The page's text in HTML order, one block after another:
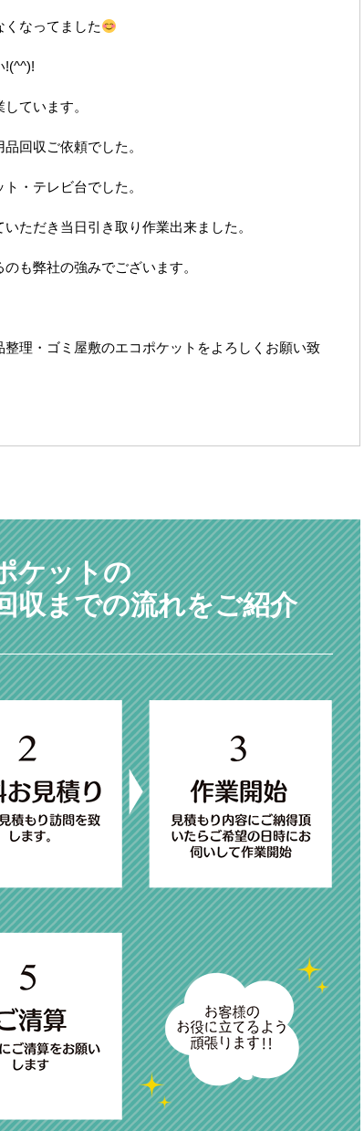
なってました
!(^^)!
ています。
回収ご依頼でした。
・テレビ台でした。
ただき当日引き取り作業出来ました。
も弊社の強みでございます。
理・ゴミ屋敷のエコポケットをよろしくお願い致
ケットの
収までの流れをご紹介